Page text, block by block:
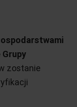
zostanie